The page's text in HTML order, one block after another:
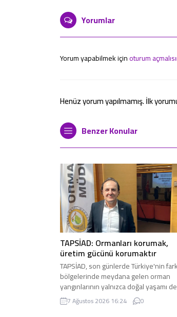
Yorumlar
Yorum yapabilmek içinoturum
Henüz yorum yapılmamış. İlk
Benzer Konular
TAPSİAD: Ormanları korumak,
üretim gücünü korumaktır
TAPSİAD, son günlerde Türkiye'nin
bölgelerinde meydana gelen orman
yangınlarının yalnızca doğal yaşamı
sürdürülebilir üretimi, sanayiyi ve ülke
ekonomisini de tehdit ettiğine dikkat
7 Ağustos 2026 16:24 0